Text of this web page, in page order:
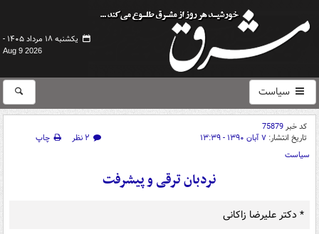
یکشنبه ۱۸ مرداد ۱۴۰۵ -
Aug 9 2026
سیاست
کد خبر75879
تاریخ انتشار: ۷ آبان ۱۳۹۰ - ۱۳:۳۹ ۲ نظر
چاپ
سیاست
نردبان ترقی و پیشرفت
* دکتر علیرضا زاکانی